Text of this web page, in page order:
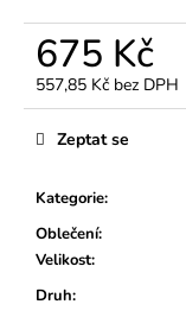
675 Kč
557,85 Kč bez DPH
Měrná
cena:
Kategorie:
Oblečení:
Velikost:
Druh:
Zeptat se
DĚTSKÉ
TEPLÁKY
ČERNÉ
290